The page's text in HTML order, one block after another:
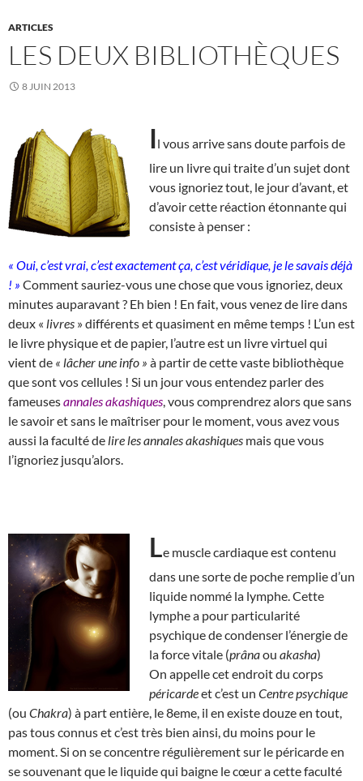
ARTICLES
LES DEUX BIBLIOTHÈQUES
8 JUIN 2013
Il vous arrive sans doute parfois de
lire un livre qui traite d’un sujet dont
vous ignoriez tout, le jour d’avant, et
d’avoir cette réaction étonnante qui
consiste à penser :
« Oui, c’est vrai, c’est exactement ça, c’est véridique, je le savais déjà
! » Comment sauriez-vous une chose que vous ignoriez, deux
minutes auparavant ? Eh bien ! En fait, vous venez de lire dans
deux « livres » différents et quasiment en même temps ! L’un est
le livre physique et de papier, l’autre est un livre virtuel qui
vient de « lâcher une info » à partir de cette vaste bibliothèque
que sont vos cellules ! Si un jour vous entendez parler des
fameusesannales akashiques , vous comprendrez alors que sans
le savoir et sans le maîtriser pour le moment, vous avez vous
aussi la faculté de lire les annales akashiques mais que vous
l’ignoriez jusqu’alors.
Le muscle cardiaque est contenu
dans une sorte de poche remplie d’un
liquide nommé la lymphe. Cette
lymphe a pour particularité
psychique de condenser l’énergie de
la force vitale (prânaou akasha)
On appelle cet endroit du corps
péricardeet c’est un Centre psychique
(ou Chakra) à part entière, le 8eme, il en existe douze en tout,
pas tous connus et c’est très bien ainsi, du moins pour le
moment. Si on se concentre régulièrement sur le péricarde en
se souvenant que le liquide qui baigne le cœur a cette faculté